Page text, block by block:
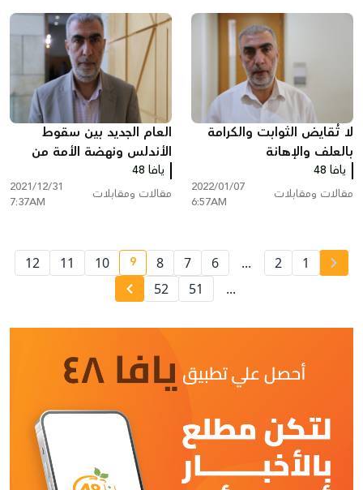
لا تُقايض الثوابت والكرامة
بالعلف والإهانة
يافا 48
مقالات ومقابلات
2022/01/07
6:57AM
العام الجديد بين سقوط
الأندلس ونهضة الأمة من
جديد
يافا 48
مقالات ومقابلات
2021/12/31
7:37AM
1
2
...
6
7
8
current page number9
10
11
12
...
51
52